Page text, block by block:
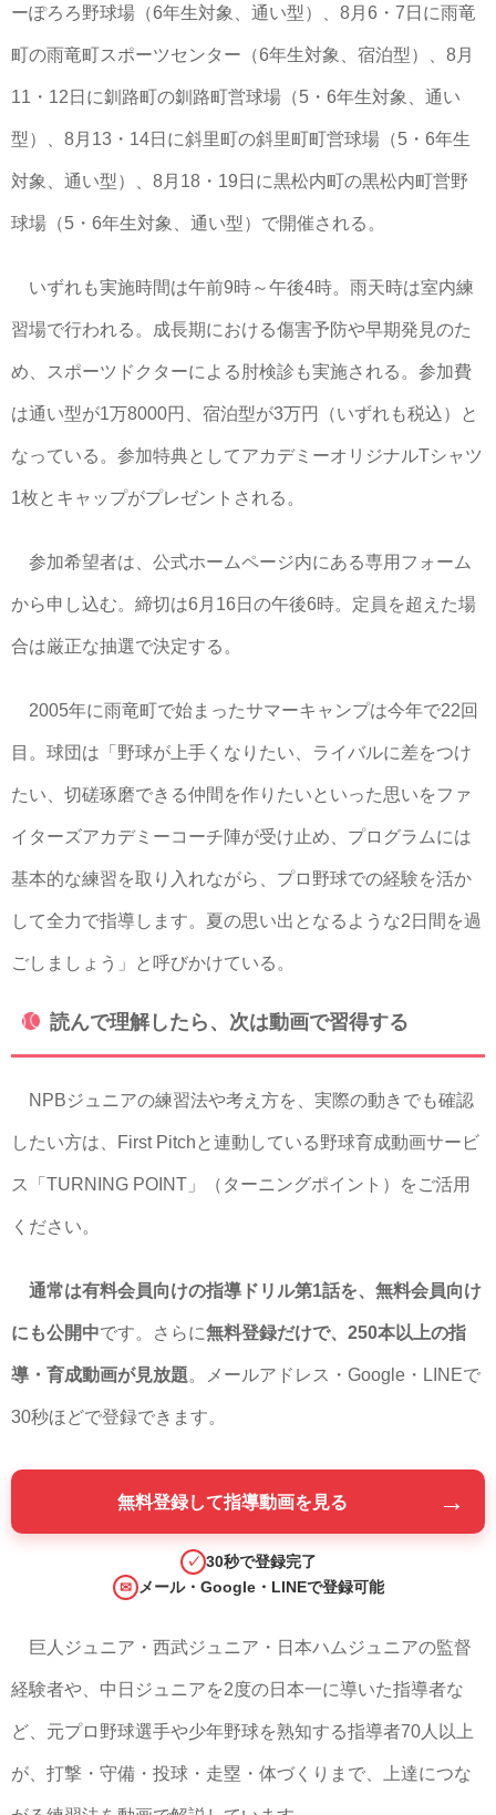
ーぽろろ野球場（6年生対象、通い型）、8月6・7日に雨竜
町の雨竜町スポーツセンター（6年生対象、宿泊型）、8月
11・12日に釧路町の釧路町営球場（5・6年生対象、通い
型）、8月13・14日に斜里町の斜里町町営球場（5・6年生
対象、通い型）、8月18・19日に黒松内町の黒松内町営野
球場（5・6年生対象、通い型）で開催される。
いずれも実施時間は午前9時～午後4時。雨天時は室内練
習場で行われる。成長期における傷害予防や早期発見のた
め、スポーツドクターによる肘検診も実施される。参加費
は通い型が1万8000円、宿泊型が3万円（いずれも税込）と
なっている。参加特典としてアカデミーオリジナルTシャツ
1枚とキャップがプレゼントされる。
参加希望者は、公式ホームページ内にある専用フォーム
から申し込む。締切は6月16日の午後6時。定員を超えた場
合は厳正な抽選で決定する。
2005年に雨竜町で始まったサマーキャンプは今年で22回
目。球団は「野球が上手くなりたい、ライバルに差をつけ
たい、切磋琢磨できる仲間を作りたいといった思いをファ
イターズアカデミーコーチ陣が受け止め、プログラムには
基本的な練習を取り入れながら、プロ野球での経験を活か
して全力で指導します。夏の思い出となるような2日間を過
ごしましょう」と呼びかけている。
読んで理解したら、次は動画で習得する
NPBジュニアの練習法や考え方を、実際の動きでも確認
したい方は、First Pitchと連動している野球育成動画サービ
ス「TURNING POINT」（ターニングポイント）をご活用
ください。
通常は有料会員向けの指導ドリル第1話を、無料会員向け
にも公開中です。さらに無料登録だけで、250本以上の指
導・育成動画が見放題。メールアドレス・Google・LINEで
30秒ほどで登録できます。
無料登録して指導動画を見る →
✓ 30秒で登録完了
✉ メール・Google・LINEで登録可能
巨人ジュニア・西武ジュニア・日本ハムジュニアの監督
経験者や、中日ジュニアを2度の日本一に導いた指導者な
ど、元プロ野球選手や少年野球を熟知する指導者70人以上
が、打撃・守備・投球・走塁・体づくりまで、上達につな